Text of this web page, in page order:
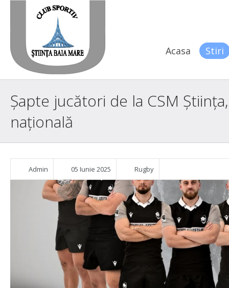
Acasa Stiri
Șapte jucători de la CSM
națională
Admin 05 Iunie 2025 Rugby